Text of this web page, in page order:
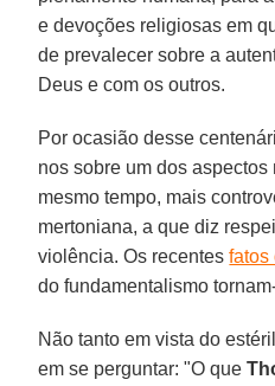
e devoções religiosas em
de prevalecer sobre a
Deus e com os outros.
Por ocasião desse
nos sobre um dos
mesmo tempo, mais
mertoniana, a que diz
violência. Os recentesfatos
do fundamentalismo
Não tanto em vista do
em se perguntar: "O que